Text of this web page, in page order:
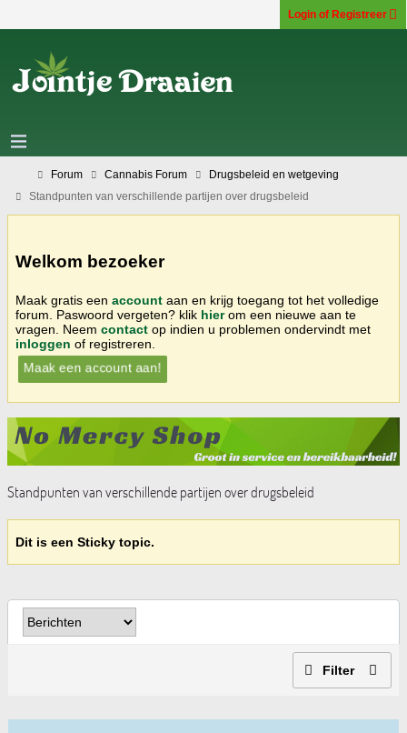
Login of Registreer
Forum Cannabis Forum
Drugsbeleid en wetgeving
Standpunten van verschillende partijen over drugsbeleid
Welkom bezoeker
Maak gratis een account aan en krijg toegang tot het volledige
forum. Paswoord vergeten? klik hierom een nieuwe aan te
vragen. Neem contact op indien u problemen ondervindt met
inloggen of registreren.
Maak een account aan!
Standpunten van verschillende partijen over drugsbeleid
Dit is een Sticky topic.
Filter